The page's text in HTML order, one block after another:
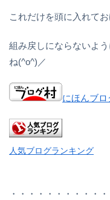
これだけを頭に入れてお
組み戻しにならないよ
ね(^o^)／
にほんブロ
人気ブログランキング
・・・・・・・・・・